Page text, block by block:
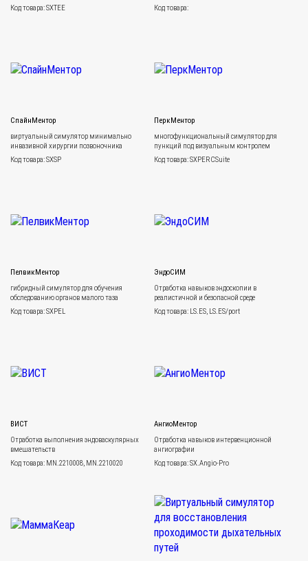
Код товара: SXTEE
Код товара:
СпайнМентор
виртуальный симулятор минимально
инвазивной хирургии позвоночника
Код товара: SXSP
ПеркМентор
многофункциональный симулятор для
пункций под визуальным контролем
Код товара: SXPERCSuite
ПелвикМентор
гибридный симулятор для обучения
обследованию органов малого таза
Код товара: SXPEL
ЭндоСИМ
Отработка навыков эндоскопии в
реалистичной и безопасной среде
Код товара: LS.ES, LS.ES/port
ВИСТ
Отработка выполнения эндоваскулярных
вмешательств
Код товара: MN.2210008, MN.2210020
АнгиоМентор
Отработка навыков интервенционной
ангиографии
Код товара: SX.Angio-Pro